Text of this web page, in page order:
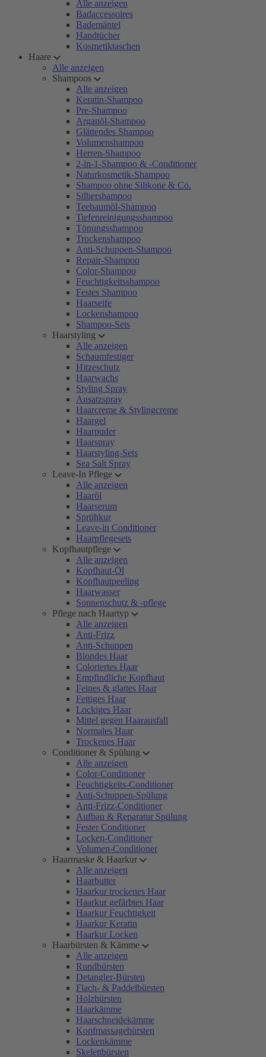
Alle anzeigen
Badaccessoires
Bademäntel
Handtücher
Kosmetiktaschen
Haare
Alle anzeigen
Shampoos
Alle anzeigen
Keratin-Shampoo
Pre-Shampoo
Arganöl-Shampoo
Glättendes Shampoo
Volumenshampoo
Herren-Shampoo
2-in-1-Shampoo & -Conditioner
Naturkosmetik-Shampoo
Shampoo ohne Silikone & Co.
Silbershampoo
Teebaumöl-Shampoo
Tiefenreinigungsshampoo
Tönungsshampoo
Trockenshampoo
Anti-Schuppen-Shampoo
Repair-Shampoo
Color-Shampoo
Feuchtigkeitsshampoo
Festes Shampoo
Haarseife
Lockenshampoo
Shampoo-Sets
Haarstyling
Alle anzeigen
Schaumfestiger
Hitzeschutz
Haarwachs
Styling Spray
Ansatzspray
Haarcreme & Stylingcreme
Haargel
Haarpuder
Haarspray
Haarstyling-Sets
Sea Salt Spray
Leave-In Pflege
Alle anzeigen
Haaröl
Haarserum
Sprühkur
Leave-in Conditioner
Haarpflegesets
Kopfhautpflege
Alle anzeigen
Kopfhaut-Öl
Kopfhautpeeling
Haarwasser
Sonnenschutz & -pflege
Pflege nach Haartyp
Alle anzeigen
Anti-Frizz
Anti-Schuppen
Blondes Haar
Coloriertes Haar
Empfindliche Kopfhaut
Feines & glattes Haar
Fettiges Haar
Lockiges Haar
Mittel gegen Haarausfall
Normales Haar
Trockenes Haar
Conditioner & Spülung
Alle anzeigen
Color-Conditioner
Feuchtigkeits-Conditioner
Anti-Schuppen-Spülung
Anti-Frizz-Conditioner
Aufbau & Reparatur Spülung
Fester Conditioner
Locken-Conditioner
Volumen-Conditioner
Haarmaske & Haarkur
Alle anzeigen
Haarbutter
Haarkur trockenes Haar
Haarkur gefärbtes Haar
Haarkur Feuchtigkeit
Haarkur Keratin
Haarkur Locken
Haarbürsten & Kämme
Alle anzeigen
Rundbürsten
Detangler-Bürsten
Flach- & Paddelbürsten
Holzbürsten
Haarkämme
Haarschneidekämme
Kopfmassagebürsten
Lockenkämme
Skelettbürsten